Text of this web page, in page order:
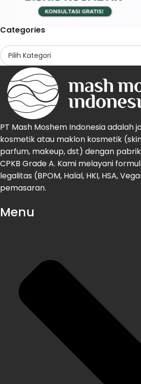
Categories
PT Mash Moshem Indonesia adalah
kosmetik atau maklon kosmetik
parfum, makeup, dst) dengan
CPKB Grade A. Kami melayani
legalitas (BPOM, Halal, HKI, HSA,
pemasaran.
Menu